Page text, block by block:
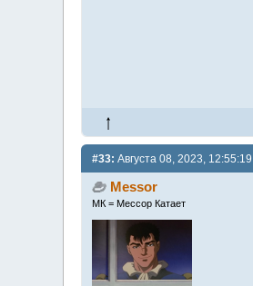
#33: Августа 08, 2023, 12:55:19
Messor
МК = Мессор Катает